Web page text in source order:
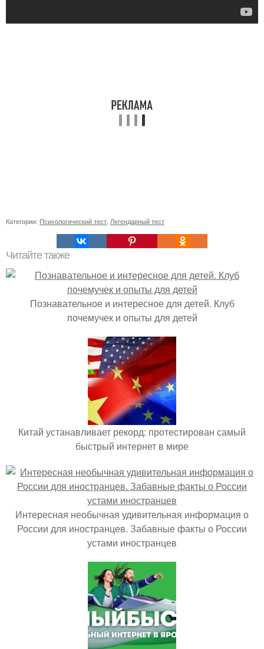
Категории: Психологический тест Легендарный тест
Читайте также
Познавательное и интересное для детей. Клуб
почемучек и опыты для детей
Китай устанавливает рекорд: протестирован самый
быстрый интернет в мире
Интересная необычная удивительная информация о
России для иностранцев. Забавные факты о России
устами иностранцев